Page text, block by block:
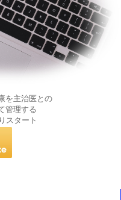
を主治医との
管理する
スタート